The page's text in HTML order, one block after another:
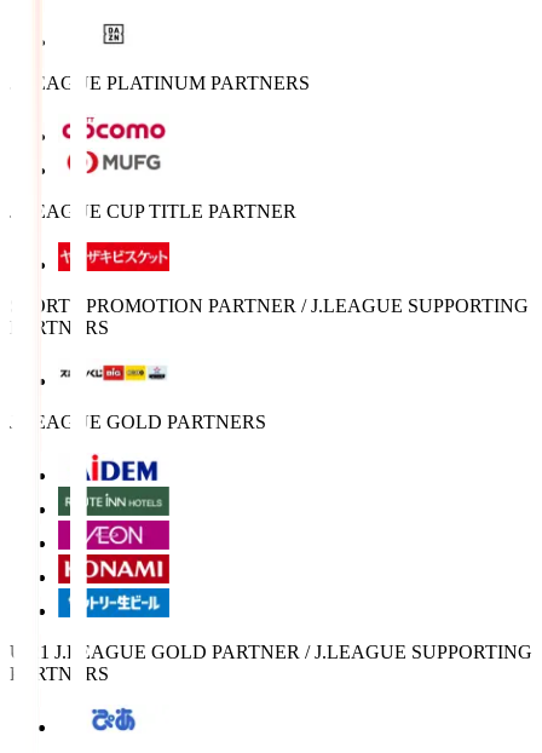
J.LEAGUE PLATINUM PARTNERS
J.LEAGUE CUP TITLE PARTNER
SPORTS PROMOTION PARTNER / J.LEAGUE SUPPORTING
PARTNERS
J.LEAGUE GOLD PARTNERS
U-21 J.LEAGUE GOLD PARTNER / J.LEAGUE SUPPORTING
PARTNERS